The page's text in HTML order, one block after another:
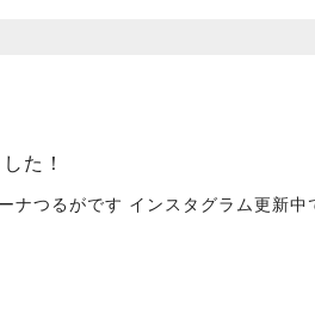
た！
ナつるがです インスタグラム更新中